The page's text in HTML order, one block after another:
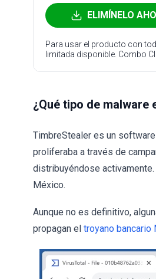
ELIMÍNELO
Para usar el producto con
limitada disponible. Combo
¿Qué tipo de malware
TimbreStealer es un
proliferaba a través de
distribuyéndose
México.
Aunque no es definitivo,
propagan el troyano bancario